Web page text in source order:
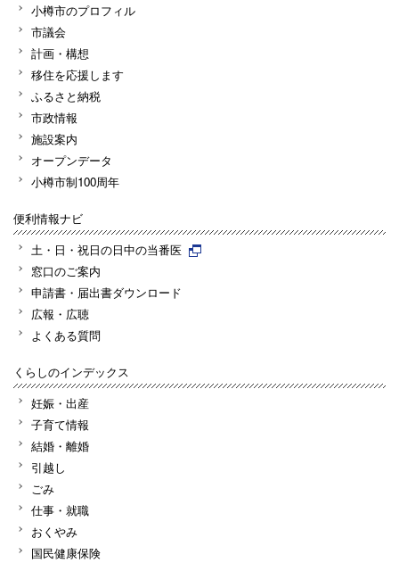
小樽市のプロフィル
市議会
計画・構想
移住を応援します
ふるさと納税
市政情報
施設案内
オープンデータ
小樽市制100周年
便利情報ナビ
土・日・祝日の日中の当番医
窓口のご案内
申請書・届出書ダウンロード
広報・広聴
よくある質問
くらしのインデックス
妊娠・出産
子育て情報
結婚・離婚
引越し
ごみ
仕事・就職
おくやみ
国民健康保険